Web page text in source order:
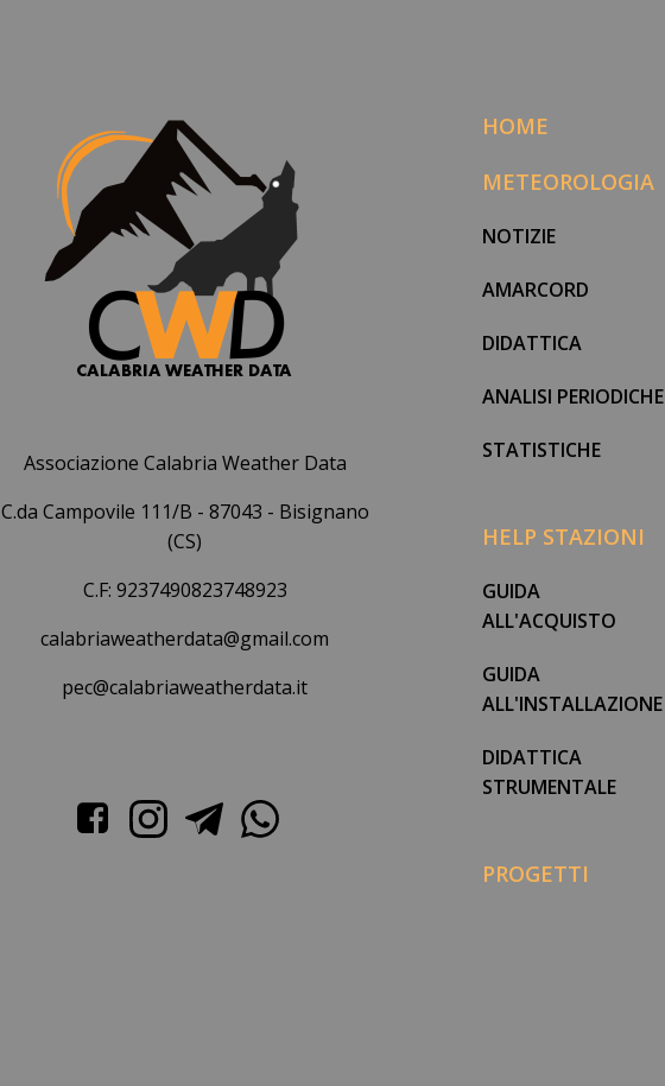
Associazione Calabria Weather Data
C.da Campovile 111/B - 87043 - Bisignano
(CS)
C.F: 9237490823748923
calabriaweatherdata@gmail.com
pec@calabriaweatherdata.it
HOME
METEOROLOGIA
NOTIZIE
AMARCORD
DIDATTICA
ANALISI PERIODICHE
STATISTICHE
HELP STAZIONI
GUIDA
ALL'ACQUISTO
GUIDA
ALL'INSTALLAZIONE
DIDATTICA
STRUMENTALE
PROGETTI